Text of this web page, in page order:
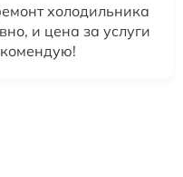
холодильника
и цена за услуги